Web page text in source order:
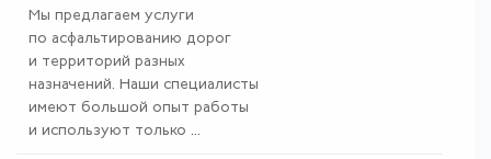
Мы предлагаем услуги
по асфальтированию дорог
и территорий разных
назначений. Наши специалисты
имеют большой опыт работы
и используют только ...